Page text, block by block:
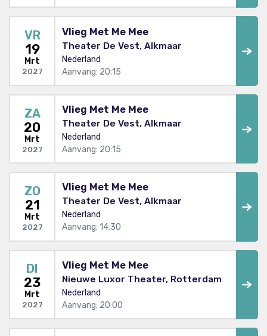
VR
19
Mrt
2027
Vlieg Met Me Mee
Theater De Vest, Alkmaar
Nederland
Aanvang: 20:15
ZA
20
Mrt
2027
Vlieg Met Me Mee
Theater De Vest, Alkmaar
Nederland
Aanvang: 20:15
ZO
21
Mrt
2027
Vlieg Met Me Mee
Theater De Vest, Alkmaar
Nederland
Aanvang: 14:30
DI
23
Mrt
2027
Vlieg Met Me Mee
Nieuwe Luxor Theater, Rotterdam
Nederland
Aanvang: 20:00